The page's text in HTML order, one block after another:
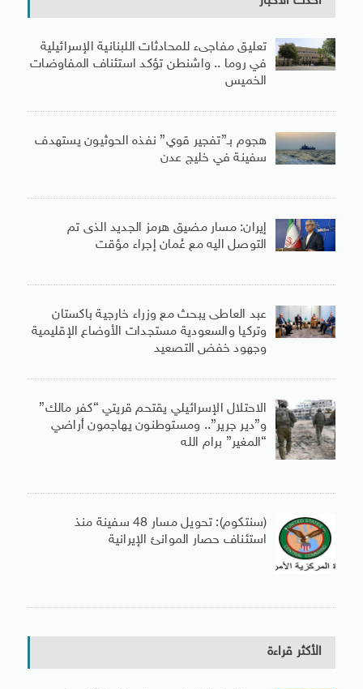
تعليق مفاجىء للمحادثات اللبنانية الإسرائيلية
في روما .. واشنطن تؤكد استئناف المفاوضات
الخميس
هجوم بـ”تفجير قوي” نفذه الحوثيون يستهدف
سفينة في خليج عدن
إيران: مسار مضيق هرمز الجديد الذى تم
التوصل اليه مع عُمان إجراء مؤقت
عبد العاطى يبحث مع وزراء خارجية باكستان
وتركيا والسعودية مستجدات الأوضاع الإقليمية
وجهود خفض التصعيد
الاحتلال الإسرائيلي يقتحم قريتي “كفر مالك”
و”دير جرير”.. ومستوطنون يهاجمون أراضي
“المغير” برام الله
(سنتكوم): تحويل مسار 48 سفينة منذ
استئناف حصار الموانئ الإيرانية
الأكثر قراءة